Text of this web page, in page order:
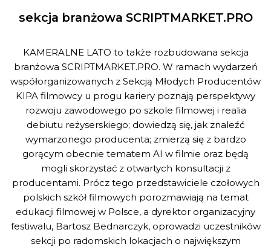
sekcja branżowa SCRIPTMARKET.PRO
KAMERALNE LATO to także rozbudowana sekcja
branżowa SCRIPTMARKET.PRO. W ramach wydarzeń
współorganizowanych z Sekcją Młodych Producentów
KIPA filmowcy u progu kariery poznają perspektywy
rozwoju zawodowego po szkole filmowej i realia
debiutu reżyserskiego; dowiedzą się, jak znaleźć
wymarzonego producenta; zmierzą się z bardzo
gorącym obecnie tematem AI w filmie oraz będą
mogli skorzystać z otwartych konsultacji z
producentami. Prócz tego przedstawiciele czołowych
polskich szkół filmowych porozmawiają na temat
edukacji filmowej w Polsce, a dyrektor organizacyjny
festiwalu, Bartosz Bednarczyk, oprowadzi uczestników
sekcji po radomskich lokacjach o największym